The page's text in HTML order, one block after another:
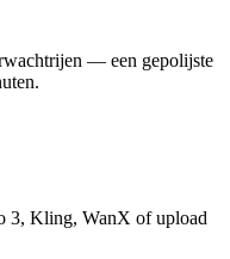
— een gepolijste
3, Kling, WanX of upload